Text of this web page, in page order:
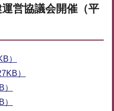
営協議会開催（平
）
）